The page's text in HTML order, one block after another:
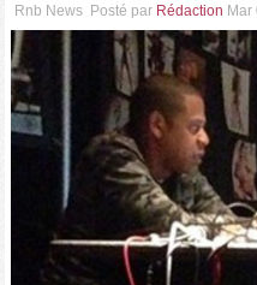
Rnb News Posté par Rédaction Mar